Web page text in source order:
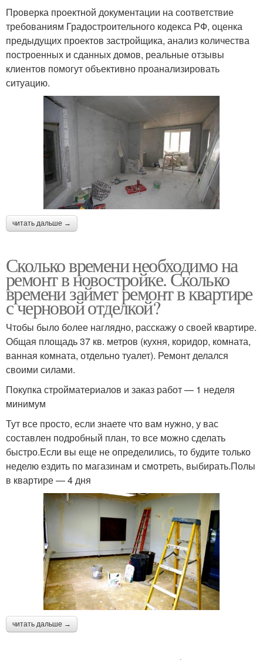
Проверка проектной документации на соответствие
требованиям Градостроительного кодекса РФ, оценка
предыдущих проектов застройщика, анализ количества
построенных и сданных домов, реальные отзывы
клиентов помогут объективно проанализировать
ситуацию.
читать дальше →
Сколько времени необходимо на
ремонт в новостройке. Сколько
времени займет ремонт в квартире
с черновой отделкой?
Чтобы было более наглядно, расскажу о своей квартире.
Общая площадь 37 кв. метров (кухня, коридор, комната,
ванная комната, отдельно туалет). Ремонт делался
своими силами.
Покупка стройматериалов и заказ работ — 1 неделя
минимум
Тут все просто, если знаете что вам нужно, у вас
составлен подробный план, то все можно сделать
быстро.Если вы еще не определились, то будите только
неделю ездить по магазинам и смотреть, выбирать.Полы
в квартире — 4 дня
читать дальше →